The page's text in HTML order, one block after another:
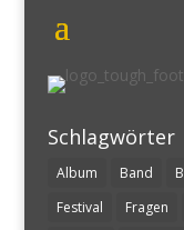
Schlagwörter
Album Band
Festival
Fragen